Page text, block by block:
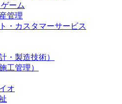
ーム
管理
・カスタマーサービス
・製造技術）
工管理）
オ